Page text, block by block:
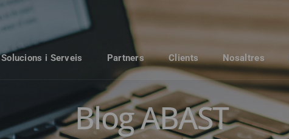
Solucions i Serveis Partners Clients Nosaltres
Blog ABAST